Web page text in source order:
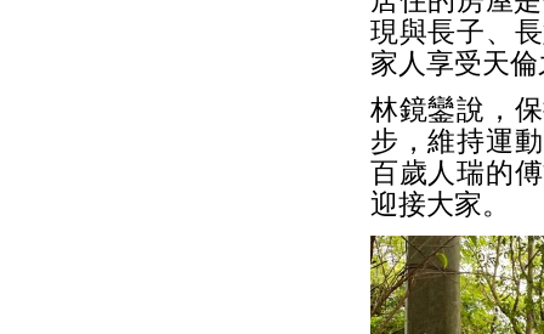
現與長子、
家人享受天
林鏡鑾說，
步，維持運
百歲人瑞的
迎接大家。